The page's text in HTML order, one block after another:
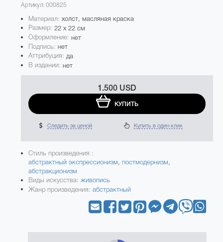
Артикул: 000825
Материал: холст, масляная краска
Размер: 22 x 22 см
Оформление:нет
Подпись:нет
Аттрибуция: да
В издании:нет
1.500 USD
КУПИТЬ
Следить за ценой Купить в один клик
Стиль произведения :
абстрактный экспрессионизм,постмодернизм,
абстракционизм
Виды искусства:живопись
Жанр произведения: абстрактный